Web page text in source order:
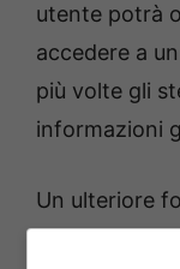
utente potrà
accedere a
più volte gli
informazioni
Un ulteriore